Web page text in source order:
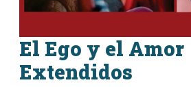
El Ego y el Amor
Extendidos